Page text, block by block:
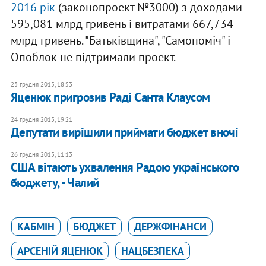
2016 рік (законопроект №3000) з доходами
595,081 млрд гривень і витратами 667,734
млрд гривень. "Батьківщина", "Самопоміч" і
Опоблок не підтримали проект.
23 грудня 2015, 18:53
Яценюк пригрозив Раді Санта Клаусом
24 грудня 2015, 19:21
Депутати вирішили приймати бюджет вночі
26 грудня 2015, 11:13
США вітають ухвалення Радою українського
бюджету, - Чалий
КАБМІН БЮДЖЕТ
ДЕРЖФІНАНСИ
АРСЕНІЙ ЯЦЕНЮК
НАЦБЕЗПЕКА